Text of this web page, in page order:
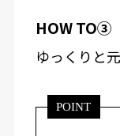
HOW TO③
ゆっくりと
POINT